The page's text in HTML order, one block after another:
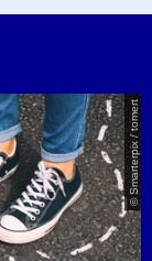
© Smarterpix / tomert